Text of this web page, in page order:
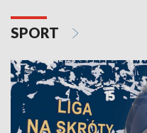
SPORT